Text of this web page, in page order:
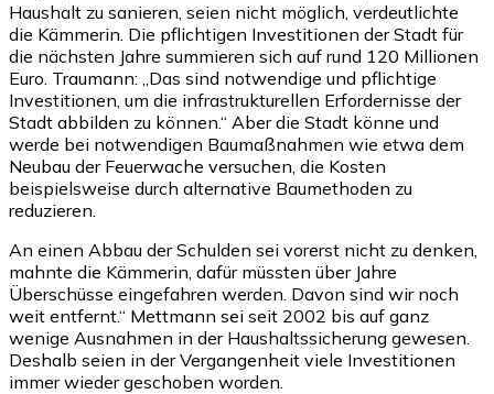
Haushalt zu sanieren, seien nicht möglich, verdeutlichte
die Kämmerin. Die pflichtigen Investitionen der Stadt für
die nächsten Jahre summieren sich auf rund 120 Millionen
Euro. Traumann: „Das sind notwendige und pflichtige
Investitionen, um die infrastrukturellen Erfordernisse der
Stadt abbilden zu können.“ Aber die Stadt könne und
werde bei notwendigen Baumaßnahmen wie etwa dem
Neubau der Feuerwache versuchen, die Kosten
beispielsweise durch alternative Baumethoden zu
reduzieren.
An einen Abbau der Schulden sei vorerst nicht zu denken,
mahnte die Kämmerin, dafür müssten über Jahre
Überschüsse eingefahren werden. Davon sind wir noch
weit entfernt.“ Mettmann sei seit 2002 bis auf ganz
wenige Ausnahmen in der Haushaltssicherung gewesen.
Deshalb seien in der Vergangenheit viele Investitionen
immer wieder geschoben worden.